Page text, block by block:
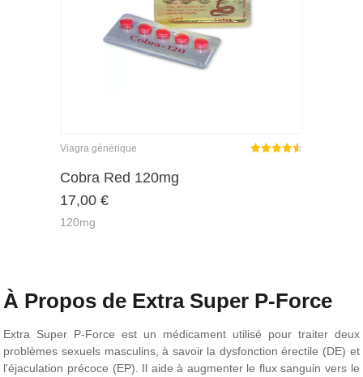
Viagra générique
Cobra Red 120mg
17,00 €
120mg
À Propos de Extra Super P-Force
Extra Super P-Force est un médicament utilisé pour traiter deux
problèmes sexuels masculins, à savoir la dysfonction érectile (DE) et
l'éjaculation précoce (EP). Il aide à augmenter le flux sanguin vers le